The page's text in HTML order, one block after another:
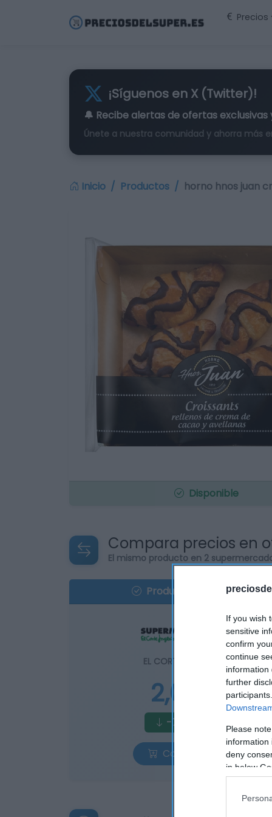
If you wish
sensitive
confirm
continue
information
further
Please
information
deny
in below
Precios
¡Síguenos en X (Twitter)!
🔔 Recibe alertas de ofertas exclusivas
Únete a nuestra comunidad y ahorra más
Inicio Productos horno hnos juan
Disponible
Compara precios en
El mismo producto en 2
Producto actual
EL CORTE INGLÉS
2,0€
-71,39%
Comprar